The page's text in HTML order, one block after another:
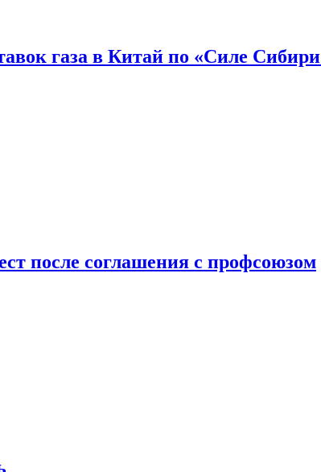
газа в Китай по «Силе
после соглашения с профсоюзом